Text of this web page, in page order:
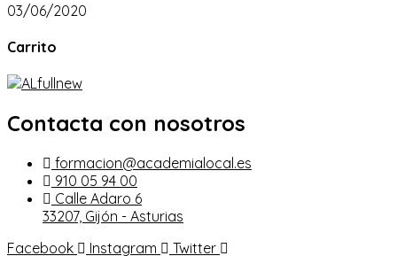
03/06/2020
Carrito
Contacta con nosotros
formacion@academialocal.es
910 05 94 00
Calle Adaro 6
33207, Gijón - Asturias
Facebook
Instagram Twitter